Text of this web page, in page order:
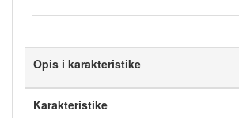
Opis i karakteristike
Karakteristike